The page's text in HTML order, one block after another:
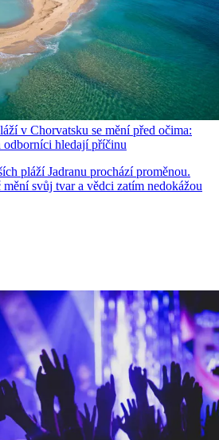
v Chorvatsku se mění před očima:
odborníci hledají příčinu
pláží Jadranu prochází proměnou.
svůj tvar a vědci zatím nedokážou